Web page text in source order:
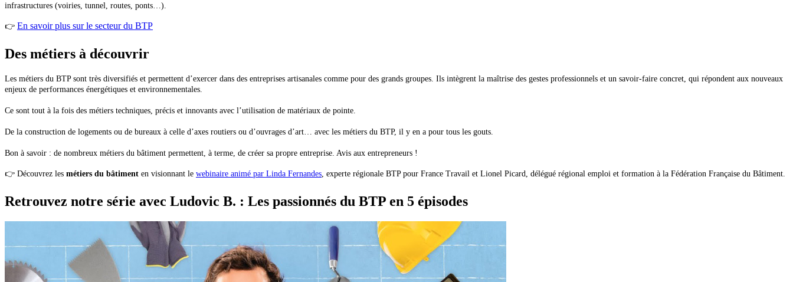
infrastructures (voiries, tunnel, routes, ponts…).
👉 En savoir plus sur le secteur du BTP
Des métiers à découvrir
Les métiers du BTP sont très diversifiés et permettent d’exercer dans des entreprises artisanales comme pour des grands groupes. Ils intègrent la maîtrise des gestes professionnels et un savoir-faire concret, qui répondent aux nouveaux
enjeux de performances énergétiques et environnementales.
Ce sont tout à la fois des métiers techniques, précis et innovants avec l’utilisation de matériaux de pointe.
De la construction de logements ou de bureaux à celle d’axes routiers ou d’ouvrages d’art… avec les métiers du BTP, il y en a pour tous les gouts.
Bon à savoir : de nombreux métiers du bâtiment permettent, à terme, de créer sa propre entreprise. Avis aux entrepreneurs !
👉 Découvrez les métiers du bâtiment en visionnant le webinaire animé par Linda Fernandes, experte régionale BTP pour France Travail et Lionel Picard, délégué régional emploi et formation à la Fédération Française du Bâtiment.
Retrouvez notre série avec Ludovic B. : Les passionnés du BTP en 5 épisodes